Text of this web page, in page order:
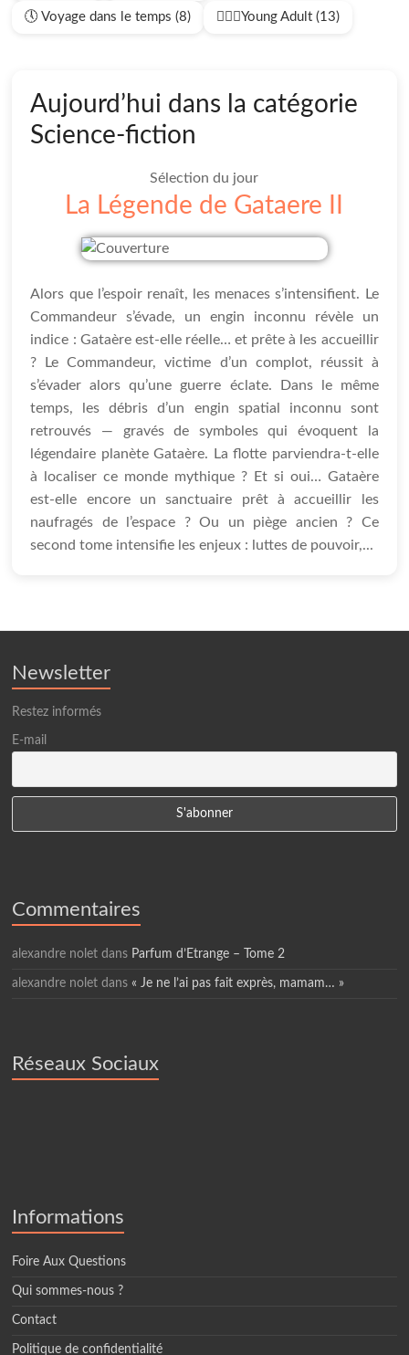
🕔 Voyage dans le temps (8) 🧍🏻‍♂️Young Adult (13)
Aujourd’hui dans la catégorie
Science-fiction
Sélection du jour
La Légende de Gataere II
Alors que l’espoir renaît, les menaces s’intensifient. Le
Commandeur s’évade, un engin inconnu révèle un
indice : Gataère est-elle réelle… et prête à les accueillir
? Le Commandeur, victime d’un complot, réussit à
s’évader alors qu’une guerre éclate. Dans le même
temps, les débris d’un engin spatial inconnu sont
retrouvés — gravés de symboles qui évoquent la
légendaire planète Gataère. La flotte parviendra-t-elle
à localiser ce monde mythique ? Et si oui… Gataère
est-elle encore un sanctuaire prêt à accueillir les
naufragés de l’espace ? Ou un piège ancien ? Ce
second tome intensifie les enjeux : luttes de pouvoir,...
Newsletter
Restez informés
E-mail
Commentaires
alexandre nolet dans Parfum d’Etrange – Tome 2
alexandre nolet dans « Je ne l’ai pas fait exprès, mamam… »
Réseaux Sociaux
Informations
Foire Aux Questions
Qui sommes-nous ?
Contact
Politique de confidentialité